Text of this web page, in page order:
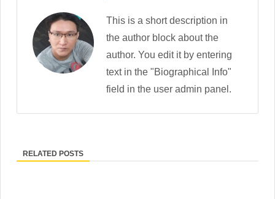
This is a short description in
the author block about the
author. You edit it by entering
text in the "Biographical Info"
field in the user admin panel.
RELATED POSTS